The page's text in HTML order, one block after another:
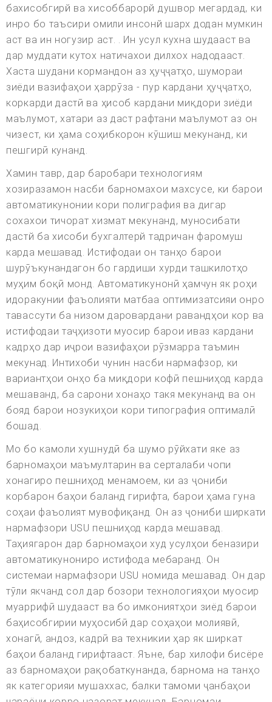
бахисобгирй ва хисоббарорй душвор мегардад, ки
инро бо таъсири омили инсонй шарх додан мумкин
аст ва ин ногузир аст. . Ин усул кухна шудааст ва
дар муддати кутох натичахои дилхох надодааст.
Хаста шудани кормандон аз ҳуҷҷатҳо, шумораи
зиёди вазифаҳои ҳаррӯза - пур кардани ҳуҷҷатҳо,
коркарди дастӣ ва ҳисоб кардани миқдори зиёди
маълумот, хатари аз даст рафтани маълумот аз он
чизест, ки ҳама соҳибкорон кӯшиш мекунанд, ки
пешгирӣ кунанд.
Хамин тавр, дар баробари технологиям
хозиразамон насби барномахои махсусе, ки барои
автоматикунонии кори полиграфия ва дигар
сохахои тичорат хизмат мекунанд, муносибати
дастй ба хисоби бухгалтерй тадричан фаромуш
карда мешавад. Истифодаи он танҳо барои
шурӯъкунандагон бо гардиши хурди ташкилотҳо
муҳим боқӣ монд. Автоматикунонӣ ҳамчун як роҳи
идоракунии фаъолияти матбаа оптимизатсияи онро
тавассути ба низом даровардани равандҳои кор ва
истифодаи таҷҳизоти муосир барои иваз кардани
кадрҳо дар иҷрои вазифаҳои рӯзмарра таъмин
мекунад. Интихоби чунин насби нармафзор, ки
вариантҳои онҳо ба миқдори кофӣ пешниҳод карда
мешаванд, ба сарони хонаҳо такя мекунанд ва он
бояд барои нозукиҳои кори типография оптималӣ
бошад.
Мо бо камоли хушнудӣ ба шумо рӯйхати яке аз
барномаҳои маъмултарин ва серталаби чопи
хонагиро пешниҳод менамоем, ки аз ҷониби
корбарон баҳои баланд гирифта, барои ҳама гуна
соҳаи фаъолият мувофиқанд. Он аз ҷониби ширкати
нармафзори USU пешниҳод карда мешавад.
Таҳиягарон дар барномаҳои худ усулҳои беназири
автоматикунониро истифода мебаранд. Он
системаи нармафзори USU номида мешавад. Он дар
тӯли якчанд сол дар бозори технологияҳои муосир
муаррифӣ шудааст ва бо имкониятҳои зиёд барои
баҳисобгирии муҳосибӣ дар соҳаҳои молиявӣ,
хонагӣ, андоз, кадрӣ ва техникии ҳар як ширкат
баҳои баланд гирифтааст. Яъне, бар хилофи бисёре
аз барномаҳои рақобаткунанда, барнома на танҳо
як категорияи мушаххас, балки тамоми ҷанбаҳои